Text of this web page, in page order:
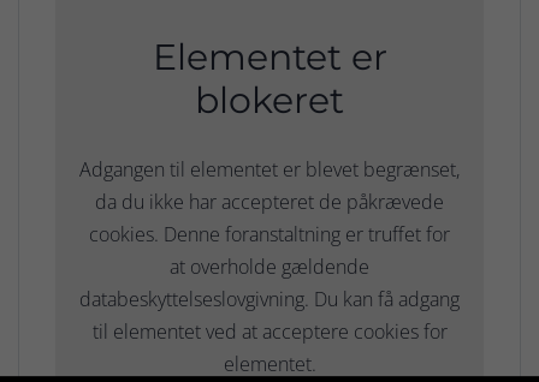
Elementet er
blokeret
Adgangen til elementet er blevet begrænset,
da du ikke har accepteret de påkrævede
cookies. Denne foranstaltning er truffet for
at overholde gældende
databeskyttelseslovgivning. Du kan få adgang
til elementet ved at acceptere cookies for
elementet.